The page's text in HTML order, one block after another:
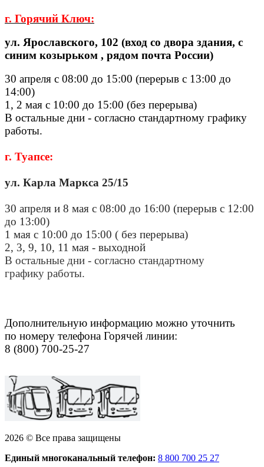
г. Горячий Ключ:
ул. Ярославского, 102 (вход со двора здания, с
синим козырьком , рядом почта России)
30 апреля с 08:00 до 15:00 (перерыв с 13:00 до
14:00)
1, 2 мая с 10:00 до 15:00 (без перерыва)
В остальные дни - согласно стандартному графику
работы.
г. Туапсе:
ул. Карла Маркса 25/15
30 апреля и 8 мая с 08:00 до 16:00 (перерыв с 12:00
до 13:00)
1 мая с 10:00 до 15:00 ( без перерыва)
2, 3, 9, 10, 11 мая - выходной
В остальные дни - согласно стандартному
графику работы.
Дополнительную информацию можно уточнить
по номеру телефона Горячей линии:
8 (800) 700-25-27
2026 © Все права защищены
Единый многоканальный телефон: 8 800 700 25 27